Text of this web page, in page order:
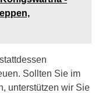
Sollten Sie im
unterstützen wir Sie